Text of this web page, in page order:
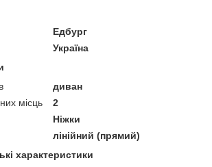
Едбург
Україна
диван
місць
2
Ніжки
лінійний (прямий)
характеристики